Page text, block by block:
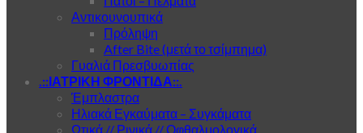
Αντικουνουπικά
Πρόληψη
After Bite (μετά το τσίμπημα)
Γυαλιά Πρεσβυωπίας
.::ΙΑΤΡΙΚΗ ΦΡΟΝΤΙΔΑ::.
Έμπλαστρα
Ηλιακά Εγκαύματα – Συγκάματα
Ωτικά // Ρινικά // Οφθαλμολογικά